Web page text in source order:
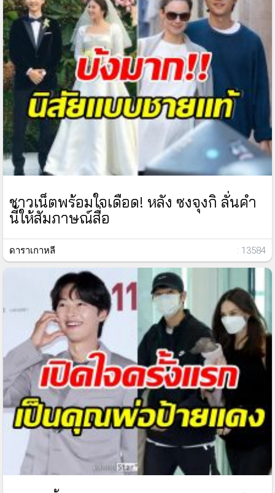
ชาวเน็ตพร้อมใจเดือด! หลัง ซงจุงกิ ลั่นคำ
นี้ให้สัมภาษณ์สื่อ
ดาราเกาหลี : 13584